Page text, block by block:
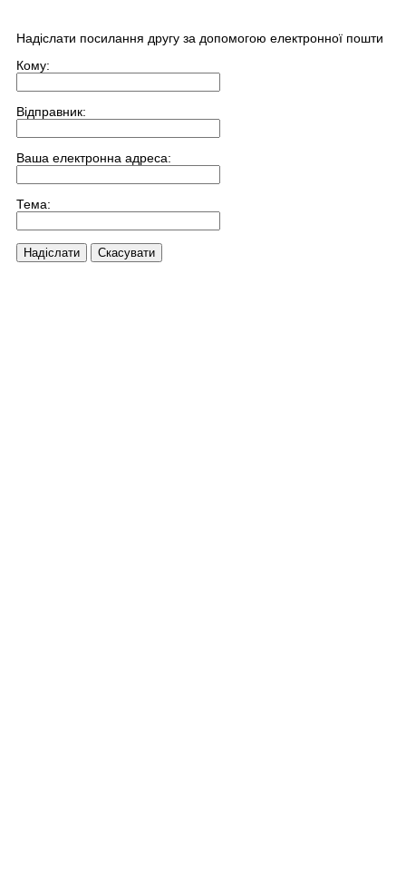
Надіслати посилання другу за допомогою електронної пошти
Кому:
Відправник:
Ваша електронна адреса:
Тема:
Надіслати Скасувати